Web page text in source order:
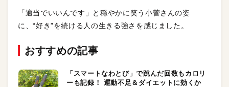
「適当でいいんです」と穏やかに笑う小菅さんの姿
に、“好き”を続ける人の生きる強さを感じました。
おすすめの記事
「スマートなわとび」で跳んだ回数もカロリ
ーも記録！ 運動不足＆ダイエットに効くか